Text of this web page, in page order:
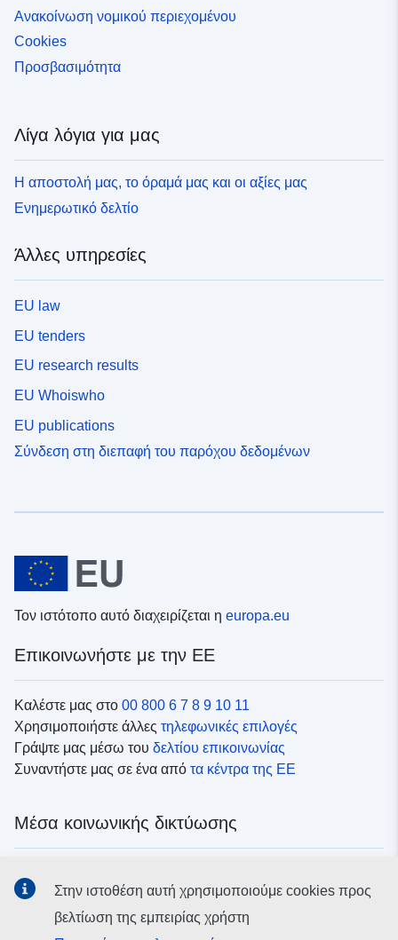
Ανακοίνωση νομικού περιεχομένου
Cookies
Προσβασιμότητα
Λίγα λόγια για μας
Η αποστολή μας, το όραμά μας και οι αξίες μας
Ενημερωτικό δελτίο
Άλλες υπηρεσίες
EU law
EU tenders
EU research results
EU Whoiswho
EU publications
Σύνδεση στη διεπαφή του παρόχου δεδομένων
Τον ιστότοπο αυτό διαχειρίζεται η europa.eu
Επικοινωνήστε με την ΕΕ
Καλέστε μας στο 00 800 6 7 8 9 10 11
Χρησιμοποιήστε άλλες τηλεφωνικές επιλογές
Γράψτε μας μέσω του δελτίου επικοινωνίας
Συναντήστε μας σε ένα από τα κέντρα της ΕΕ
Μέσα κοινωνικής δικτύωσης
δικτύωσηςΣτην ιστοθέση αυτή χρησιμοποιούμε cookies προς
βελτίωση της εμπειρίας χρήστη